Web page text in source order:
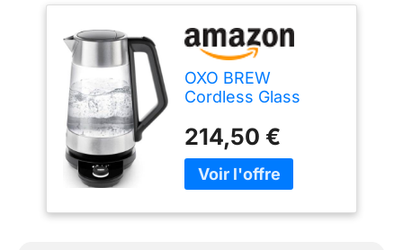
OXO BREW
Cordless Glass
Temperature Kettle,
Stainless Steel
214,50 €